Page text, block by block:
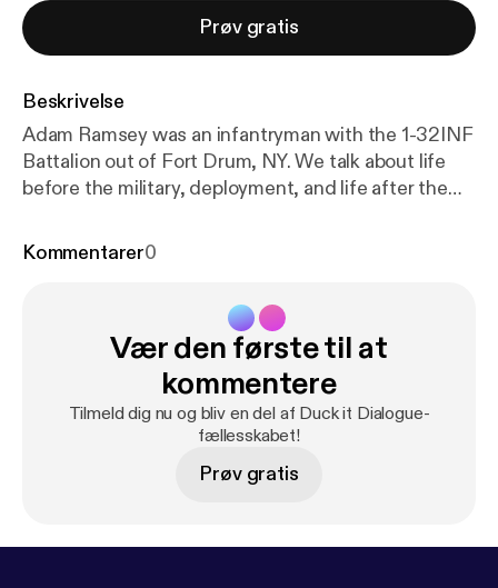
Prøv gratis
Beskrivelse
Adam Ramsey was an infantryman with the 1-32INF
Battalion out of Fort Drum, NY. We talk about life
before the military, deployment, and life after the
s.spotify.com/pod/show/duck-it-dialogue/support
Kommentarer0
Vær den første til at
kommentere
Tilmeld dig nu og bliv en del af Duck it Dialogue-
fællesskabet!
Prøv gratis